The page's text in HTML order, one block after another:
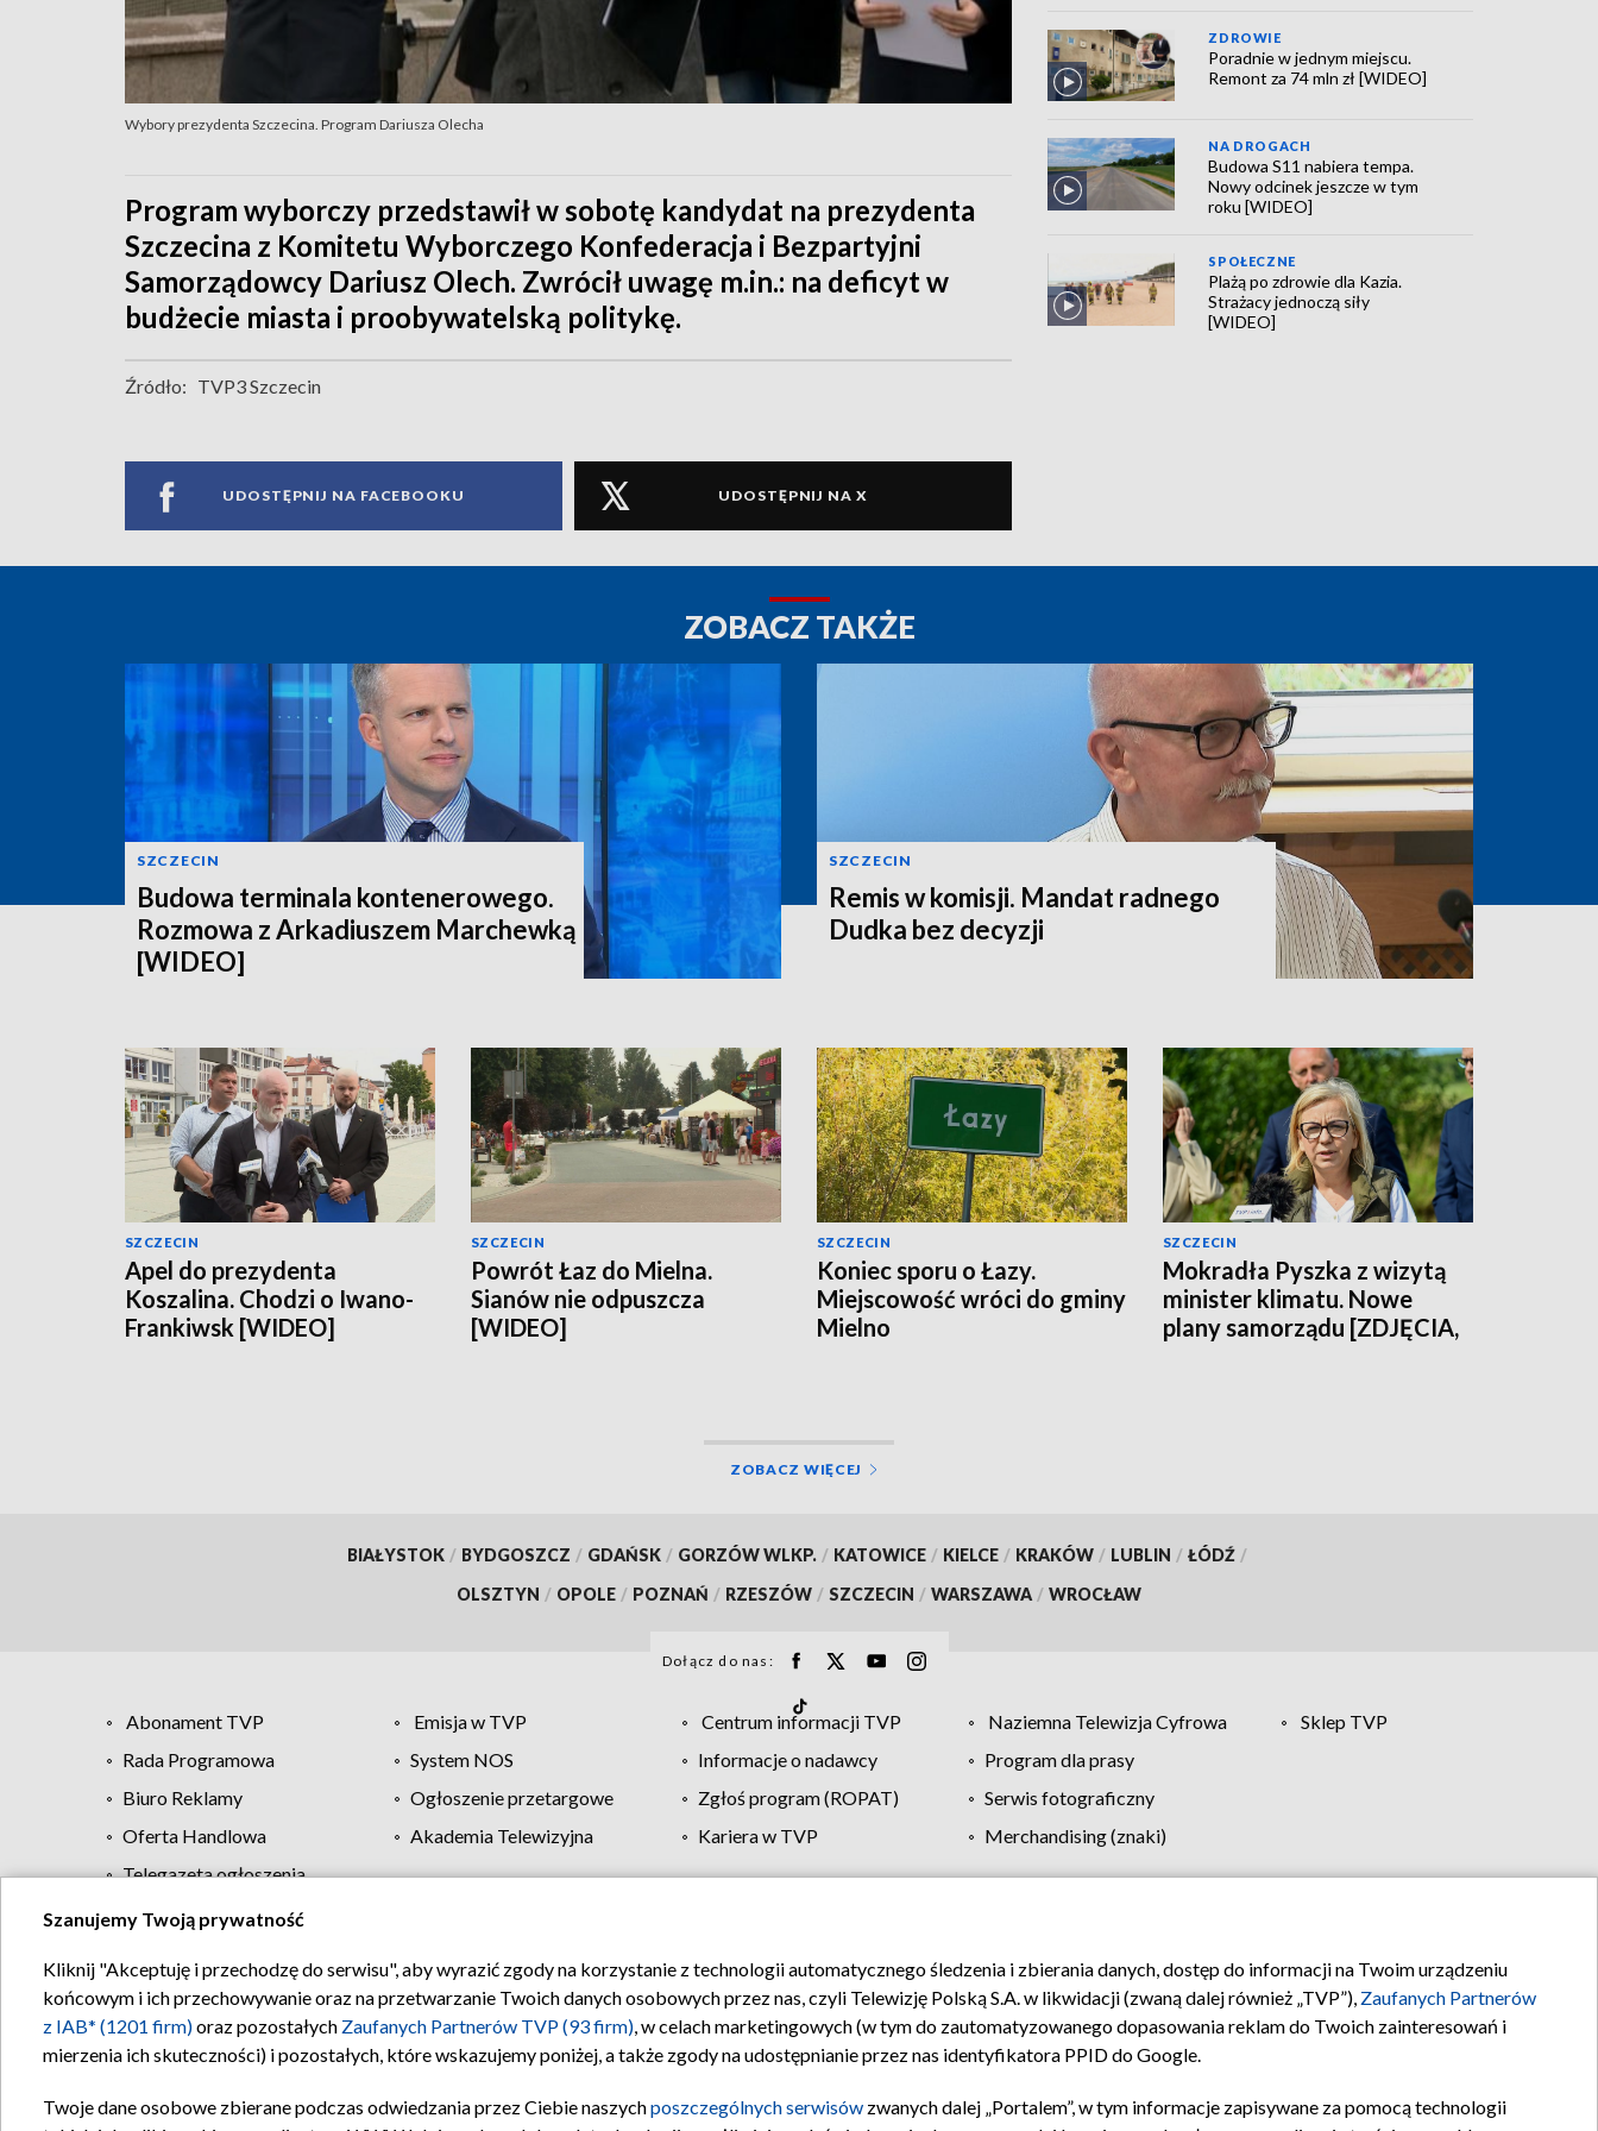
Wybory prezydenta Szczecina. Program Dariusza Olecha
Program wyborczy przedstawił w sobotę kandydat na prezydenta
Szczecina z Komitetu Wyborczego Konfederacja i Bezpartyjni
Samorządowcy Dariusz Olech. Zwrócił uwagę m.in.: na deficyt w
budżecie miasta i proobywatelską politykę.
Źródło: TVP3 Szczecin
UDOSTĘPNIJ NA FACEBOOKU UDOSTĘPNIJ NA X
ZDROWIE
Poradnie w jednym miejscu.
Remont za 74 mln zł [WIDEO]
NA DROGACH
Budowa S11 nabiera tempa.
Nowy odcinek jeszcze w tym
roku [WIDEO]
SPOŁECZNE
Plażą po zdrowie dla Kazia.
Strażacy jednoczą siły
[WIDEO]
ZOBACZ TAKŻE
SZCZECIN
Budowa terminala kontenerowego.
Rozmowa z Arkadiuszem Marchewką
[WIDEO]
SZCZECIN
Remis w komisji. Mandat radnego
Dudka bez decyzji
SZCZECIN
Apel do prezydenta
Koszalina. Chodzi o Iwano-
Frankiwsk [WIDEO]
SZCZECIN
Powrót Łaz do Mielna.
Sianów nie odpuszcza
[WIDEO]
SZCZECIN
Koniec sporu o Łazy.
Miejscowość wróci do gminy
Mielno
SZCZECIN
Mokradła Pyszka z wizytą
minister klimatu. Nowe
plany samorządu [ZDJĘCIA,
ZOBACZ WIĘCEJ
BIAŁYSTOK / BYDGOSZCZ / GDAŃSK / GORZÓW WLKP. / KATOWICE / KIELCE / KRAKÓW / LUBLIN / ŁÓDŹ /
OLSZTYN / OPOLE / POZNAŃ / RZESZÓW / SZCZECIN / WARSZAWA / WROCŁAW
Dołącz do nas:
Abonament TVP Emisja w TVP Centrum informacji TVP Naziemna Telewizja Cyfrowa
Sklep TVP
Rada Programowa
System NOS Informacje o nadawcy
Program dla prasy
Biuro Reklamy
Ogłoszenie przetargowe Zgłoś program (ROPAT)
Serwis fotograficzny
Oferta Handlowa
Akademia Telewizyjna Kariera w TVP
Merchandising (znaki)
Telegazeta ogłoszenia
Regulamin TVP Polityka prywatności Moje zgody Pomoc Biuro reklamy Kontakt
Szanujemy Twoją prywatność
Kliknij "Akceptuję i przechodzę do serwisu", aby wyrazić zgody na korzystanie z technologii automatycznego śledzenia i zbierania danych, dostęp do informacji na Twoim urządzeniu
końcowym i ich przechowywanie oraz na przetwarzanie Twoich danych osobowych przez nas, czyli Telewizję Polską S.A. w likwidacji (zwaną dalej również „TVP”), Zaufanych Partnerów
z IAB* (1201 firm)oraz pozostałych Zaufanych Partnerów TVP (93 firm), w celach marketingowych (w tym do zautomatyzowanego dopasowania reklam do Twoich zainteresowań i
mierzenia ich skuteczności) i pozostałych, które wskazujemy poniżej, a także zgody na udostępnianie przez nas identyfikatora PPID do Google.
Twoje dane osobowe zbierane podczas odwiedzania przez Ciebie naszychposzczególnych serwisów zwanych dalej „Portalem”, w tym informacje zapisywane za pomocą technologii